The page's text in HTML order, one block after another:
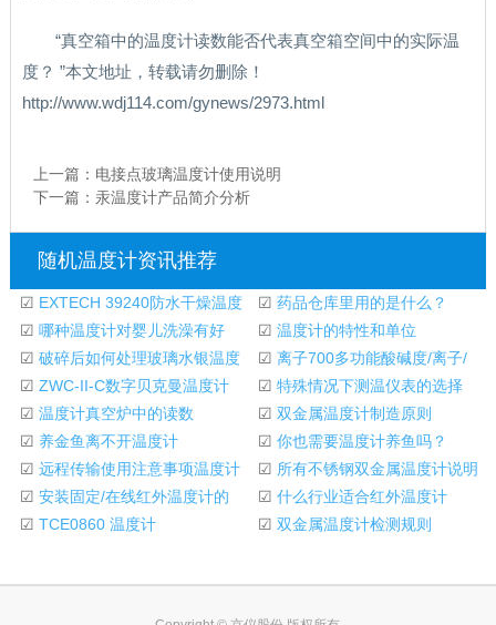
“真空箱中的温度计读数能否代表真空箱空间中的实际温
度？ ”本文地址，转载请勿删除！
http://www.wdj114.com/gynews/2973.html
上一篇： 电接点玻璃温度计使用说明
下一篇： 汞温度计产品简介分析
随机温度计资讯推荐
☑ EXTECH 39240防水干燥温度
计技术参数
☑ 药品仓库里用的是什么？
☑ 哪种温度计对婴儿洗澡有好
处？
☑ 温度计的特性和单位
☑ 破碎后如何处理玻璃水银温度
计
☑ 离子700多功能酸碱度/离子/
氧化还原电位温度
☑ ZWC-II-C数字贝克曼温度计
有自己的RS232C串口
☑ 特殊情况下测温仪表的选择
☑ 温度计真空炉中的读数 ☑ 双金属温度计制造原则
☑ 养金鱼离不开温度计 ☑ 你也需要温度计养鱼吗？
☑ 远程传输使用注意事项温度计 ☑ 所有不锈钢双金属温度计说明
手册
☑ 安装固定/在线红外温度计的
技术知识
☑ 什么行业适合红外温度计
☑ TCE0860 温度计 ☑ 双金属温度计检测规则